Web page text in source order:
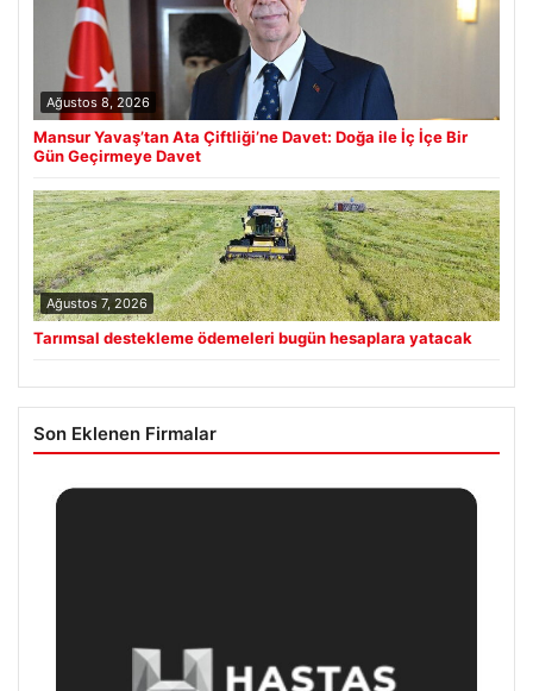
Ağustos 8, 2026
Mansur Yavaş’tan Ata Çiftliği’ne Davet: Doğa ile İç İçe Bir
Gün Geçirmeye Davet
Ağustos 7, 2026
Tarımsal destekleme ödemeleri bugün hesaplara yatacak
Son Eklenen Firmalar